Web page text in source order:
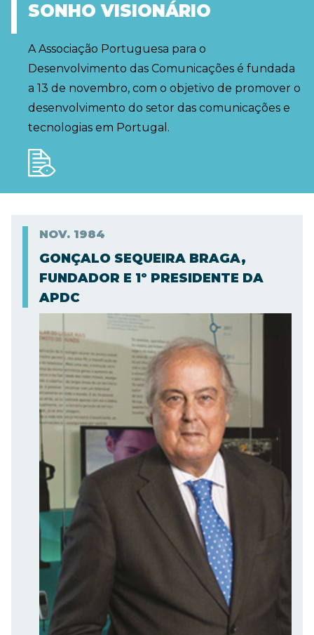
SONHO VISIONÁRIO
A Associação Portuguesa para o
Desenvolvimento das Comunicações é fundada
a 13 de novembro, com o objetivo de promover o
desenvolvimento do setor das comunicações e
tecnologias em Portugal.
NOV. 1984
GONÇALO SEQUEIRA BRAGA,
FUNDADOR E 1º PRESIDENTE DA
APDC